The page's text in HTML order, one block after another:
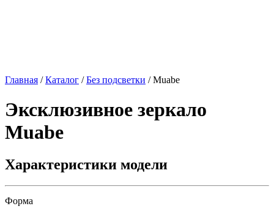
Главная /Каталог /Без подсветки /Muabe
Эксклюзивное зеркало
Muabe
Характеристики модели
Форма